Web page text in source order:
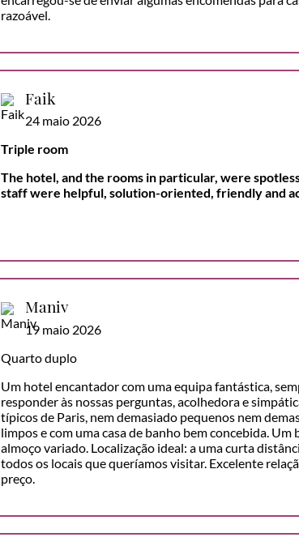
razoável.
Faik
24 maio 2026
Triple room
The hotel, and the rooms in particular, were
staff were helpful, solution-oriented, friendly and
Maniv
19 maio 2026
Quarto duplo
Um hotel encantador com uma equipa fantástica,
responder às nossas perguntas, acolhedora e
típicos de Paris, nem demasiado pequenos nem
limpos e com uma casa de banho bem concebida. Um
almoço variado. Localização ideal: a uma curta
todos os locais que queríamos visitar. Excelente
preço.